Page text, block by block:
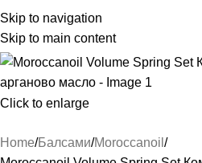
Skip to navigation
Skip to main content
Click to enlarge
Home Балсами Moroccanoil